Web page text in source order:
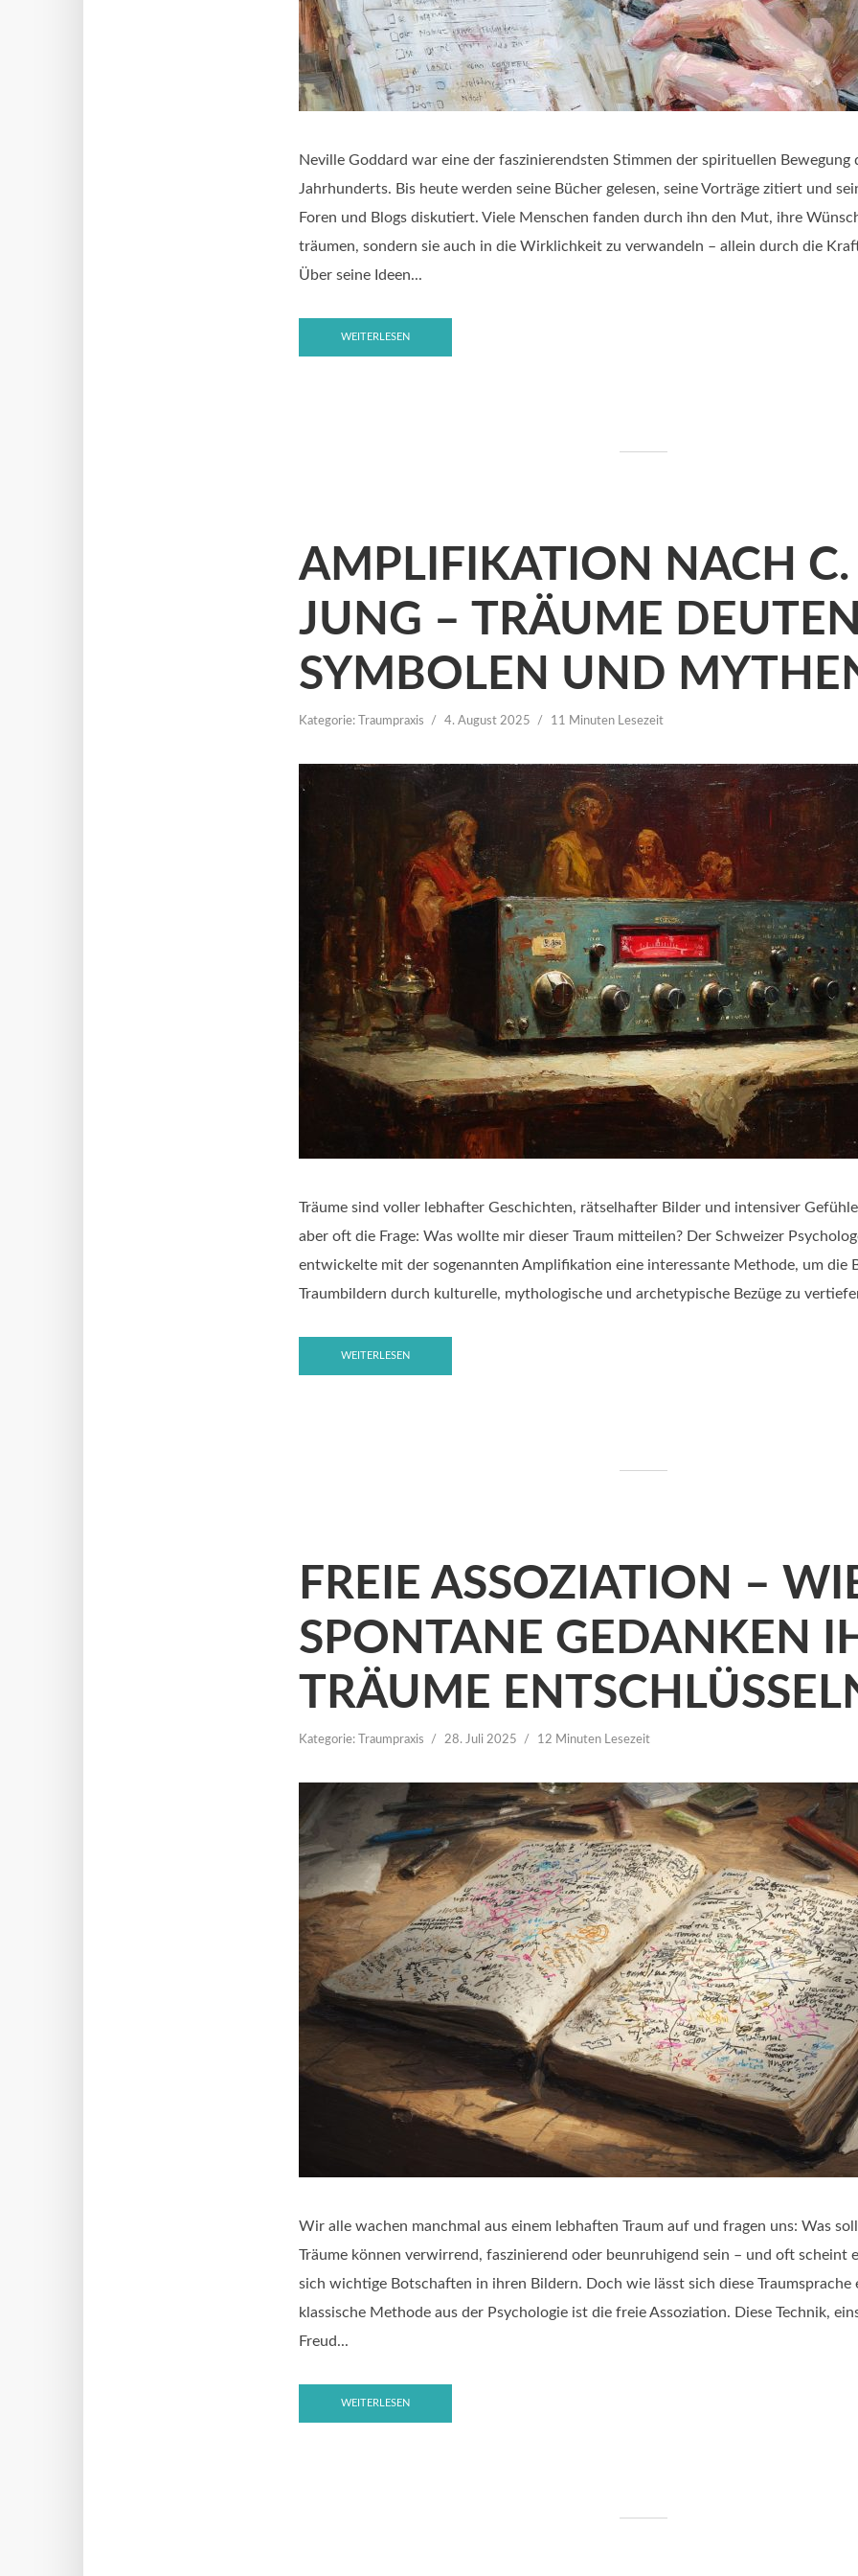
Neville Goddard war eine der faszinierendsten Stimmen der spirituellen Bewegung
Jahrhunderts. Bis heute werden seine Bücher gelesen, seine Vorträge zitiert und
Foren und Blogs diskutiert. Viele Menschen fanden durch ihn den Mut, ihre
träumen, sondern sie auch in die Wirklichkeit zu verwandeln – allein durch die
Über seine Ideen...
WEITERLESEN
AMPLIFIKATION NACH C.
JUNG – TRÄUME
SYMBOLEN UND
Kategorie: Traumpraxis 4. August 2025 11 Minuten Lesezeit
Träume sind voller lebhafter Geschichten, rätselhafter Bilder und intensiver
aber oft die Frage: Was wollte mir dieser Traum mitteilen? Der Schweizer
entwickelte mit der sogenannten Amplifikation eine interessante Methode, um die
Traumbildern durch kulturelle, mythologische und archetypische Bezüge zu
WEITERLESEN
FREIE ASSOZIATION –
SPONTANE GEDANKEN
TRÄUME
Kategorie: Traumpraxis 28. Juli 2025 12 Minuten Lesezeit
Wir alle wachen manchmal aus einem lebhaften Traum auf und fragen uns: Was
Träume können verwirrend, faszinierend oder beunruhigend sein – und oft scheint
sich wichtige Botschaften in ihren Bildern. Doch wie lässt sich diese Traumsprache
klassische Methode aus der Psychologie ist die freie Assoziation. Diese Technik,
Freud...
WEITERLESEN